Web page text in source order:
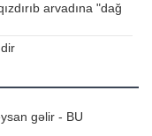
arvadına "dağ
gəlir - BU